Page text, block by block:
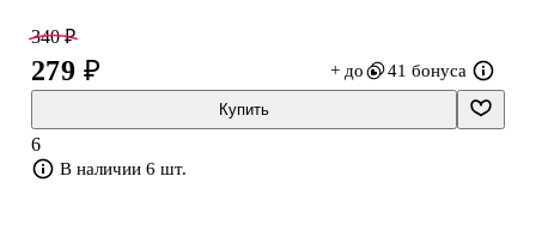
наработками проведения, удаленного (дистанционного)
консультирования и проведения занятий, основанных на опыте
организации дистанционного обучения дошкольников с ОВЗ.
Пособие рассчитано на специалистов и организаторов
дошкольного, и в том числе инклюзивного, образован
340 ₽
279 ₽ + до 41 бонуса
Купить
6
В наличии 6 шт.